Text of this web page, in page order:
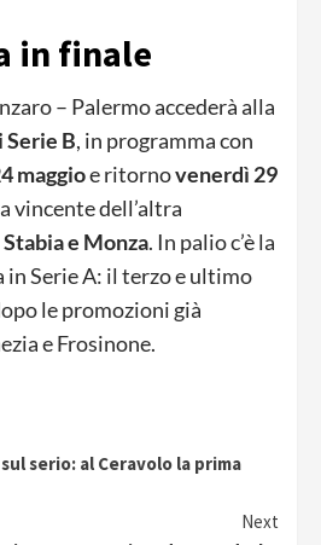
in finale
– Palermo accederà alla
B, in programma con
maggioe ritornovenerdì 29
vincente dell’altra
e Monza. In palio c’è la
Serie A: il terzo e ultimo
le promozioni già
e Frosinone.
serio: al Ceravolo la prima
Next